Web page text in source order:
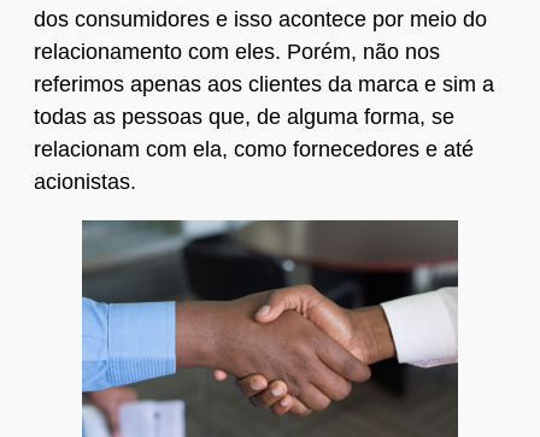
dos consumidores e isso acontece por meio do
relacionamento com eles. Porém, não nos
referimos apenas aos clientes da marca e sim a
todas as pessoas que, de alguma forma, se
relacionam com ela, como fornecedores e até
acionistas.